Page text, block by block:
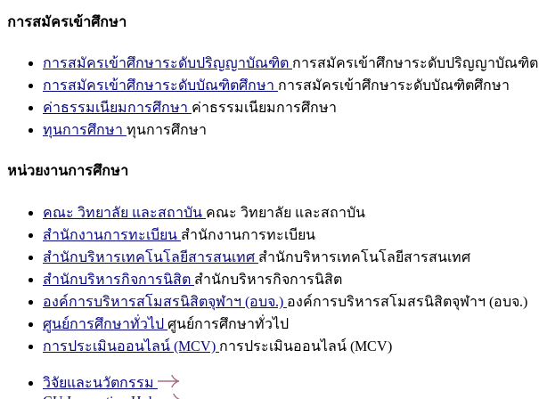
การสมัครเข้าศึกษา
การสมัครเข้าศึกษาระดับปริญญาบัณฑิต การสมัครเข้าศึกษาระดับปริญญาบัณฑิต
การสมัครเข้าศึกษาระดับบัณฑิตศึกษา การสมัครเข้าศึกษาระดับบัณฑิตศึกษา
ค่าธรรมเนียมการศึกษา ค่าธรรมเนียมการศึกษา
ทุนการศึกษา ทุนการศึกษา
หน่วยงานการศึกษา
คณะ วิทยาลัย และสถาบัน คณะ วิทยาลัย และสถาบัน
สำนักงานการทะเบียน สำนักงานการทะเบียน
สำนักบริหารเทคโนโลยีสารสนเทศ สำนักบริหารเทคโนโลยีสารสนเทศ
สำนักบริหารกิจการนิสิต สำนักบริหารกิจการนิสิต
องค์การบริหารสโมสรนิสิตจุฬาฯ (อบจ.) องค์การบริหารสโมสรนิสิตจุฬาฯ (อบจ.)
ศูนย์การศึกษาทั่วไป ศูนย์การศึกษาทั่วไป
การประเมินออนไลน์ (MCV) การประเมินออนไลน์ (MCV)
วิจัยและนวัตกรรม